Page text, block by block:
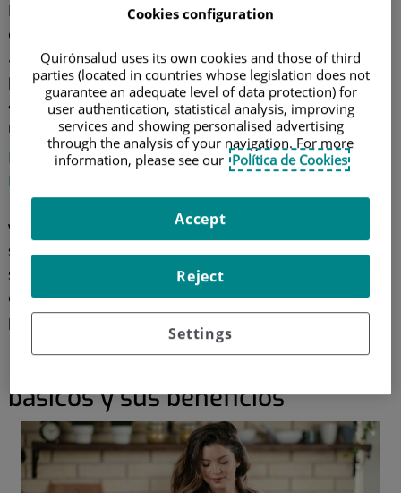
No se trata de una alimentación de moda ni de contar
el número de calorías que consumes al día. La dieta
antiagingo antienvejecimiento consiste enllenar el
plato con alimentos reales, ricos en nutrientes, que
ayudan al organismo a funcionar correctamente y a
mantenerse joven.
Belén Fontán Calvo, especialista enEndocrinología y
Nutrición
, lo resume muy bien: "unaalimentación equilibrada,
variada y adaptada
esclave para tener una buena
salud". Y otro punto positivo es que los alimentos que
se asocian a una mayor longevidad pueden comprarse
en el mercado como frutas, verduras, legumbres,
pescado o frutos secos.
básicos y sus beneficios
Cookies configuration
Quirónsalud uses its own cookies and those of third
parties (located in countries whose legislation does not
guarantee an adequate level of data protection) for
user authentication, statistical analysis, improving
services and showing personalised advertising
through the analysis of your navigation. For more
information, please see our Política de Cookies
Settings
Reject
Accept